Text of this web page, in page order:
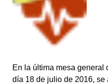
En la última mesa general
día 18 de julio de 2016, se